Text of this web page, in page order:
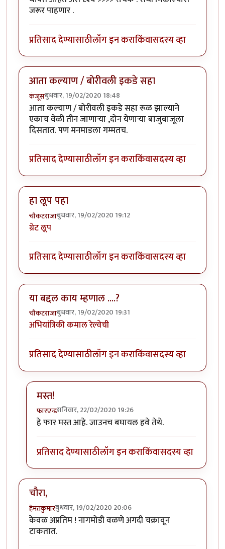
जरूर पाहणार .
प्रतिसाद देण्यासाठीलॉग इन कराकिंवासदस्य व्हा
आता कल्याण / बोरीवली इकडे सहा
कंजूसबुधवार, 19/02/2020 18:48
आता कल्याण / बोरीवली इकडे सहा रूळ झाल्याने
एकाच वेळी तीन जाणाऱ्या ,दोन येणाऱ्या बाजुबाजूला
दिसतात. पण मनमाडला गम्मतच.
प्रतिसाद देण्यासाठीलॉग इन कराकिंवासदस्य व्हा
हा लूप पहा
चौकटराजाबुधवार, 19/02/2020 19:12
ग्रेट लूप
प्रतिसाद देण्यासाठीलॉग इन कराकिंवासदस्य व्हा
या बद्दल काय म्हणाल ....?
चौकटराजाबुधवार, 19/02/2020 19:31
अभियांत्रिकी कमाल रेल्वेची
प्रतिसाद देण्यासाठीलॉग इन कराकिंवासदस्य व्हा
मस्त!
फारएन्डशनिवार, 22/02/2020 19:26
In reply toया बद्दल काय म्हणाल ....?by
हे फार मस्त आहे. जाउनच बघायल हवे तेथे.
प्रतिसाद देण्यासाठीलॉग इन कराकिंवासदस्य व्हा
चौरा,
हेमंतकुमारबुधवार, 19/02/2020 20:06
केवळ अप्रतिम ! नागमोडी वळणे अगदी चक्रावून
टाकतात.